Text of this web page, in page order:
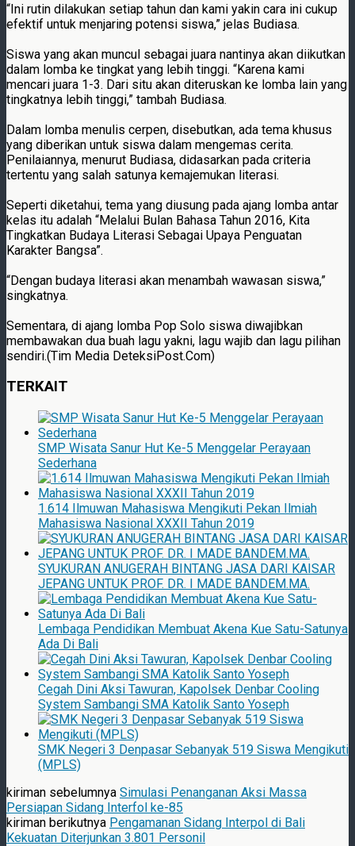
“Ini rutin dilakukan setiap tahun dan kami yakin cara ini cukup
efektif untuk menjaring potensi siswa,” jelas Budiasa.
Siswa yang akan muncul sebagai juara nantinya akan diikutkan
dalam lomba ke tingkat yang lebih tinggi. “Karena kami
mencari juara 1-3. Dari situ akan diteruskan ke lomba lain yang
tingkatnya lebih tinggi,” tambah Budiasa.
Dalam lomba menulis cerpen, disebutkan, ada tema khusus
yang diberikan untuk siswa dalam mengemas cerita.
Penilaiannya, menurut Budiasa, didasarkan pada criteria
tertentu yang salah satunya kemajemukan literasi.
Seperti diketahui, tema yang diusung pada ajang lomba antar
kelas itu adalah “Melalui Bulan Bahasa Tahun 2016, Kita
Tingkatkan Budaya Literasi Sebagai Upaya Penguatan
Karakter Bangsa”.
“Dengan budaya literasi akan menambah wawasan siswa,”
singkatnya.
Sementara, di ajang lomba Pop Solo siswa diwajibkan
membawakan dua buah lagu yakni, lagu wajib dan lagu pilihan
sendiri.(Tim Media DeteksiPost.Com)
TERKAIT
SMP Wisata Sanur Hut Ke-5 Menggelar Perayaan
Sederhana
1.614 Ilmuwan Mahasiswa Mengikuti Pekan Ilmiah
Mahasiswa Nasional XXXII Tahun 2019
SYUKURAN ANUGERAH BINTANG JASA DARI KAISAR
JEPANG UNTUK PROF. DR. I MADE BANDEM.MA.
Lembaga Pendidikan Membuat Akena Kue Satu-Satunya
Ada Di Bali
Cegah Dini Aksi Tawuran, Kapolsek Denbar Cooling
System Sambangi SMA Katolik Santo Yoseph
SMK Negeri 3 Denpasar Sebanyak 519 Siswa Mengikuti
(MPLS)
kiriman sebelumnya Simulasi Penanganan Aksi Massa
Persiapan Sidang Interfol ke-85
kiriman berikutnya Pengamanan Sidang Interpol di Bali
Kekuatan Diterjunkan 3.801 Personil